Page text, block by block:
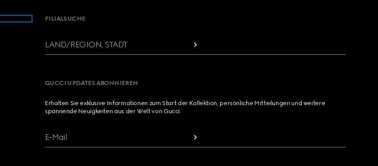
FILIALSUCHE
LAND/REGION, STADT
GUCCI UPDATES ABONNIEREN
Erhalten Sie exklusive Informationen zum Start der Kollektion, persönliche Mitteilungen und weitere
spannende Neuigkeiten aus der Welt von Gucci.
E-Mail